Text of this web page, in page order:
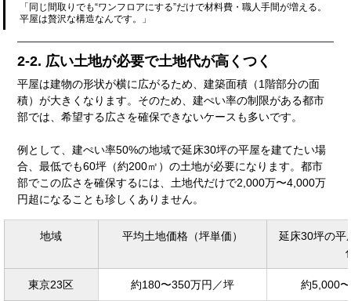
「同じ間取りでも“ワンフロアにする”だけで材料費・職人手間が増える。
平屋は贅沢な構造なんです。」
2-2. 広い土地が必要で土地代が高くつく
平屋は建物の形状が横に広がるため、建築面積（1階部分の面
積）が大きくなります。そのため、建ぺい率の制限がある都市
部では、希望する広さを確保できないケースも多いです。
例として、建ぺい率50%の地域で延床30坪の平屋を建てたい場
合、最低でも60坪（約200㎡）の土地が必要になります。都市
部でこの広さを確保するには、土地代だけで2,000万〜4,000万
円超になることも珍しくありません。
地域 平均土地価格（坪単価）
延床30坪の平
東京23区 約180〜350万円／坪 約5,000